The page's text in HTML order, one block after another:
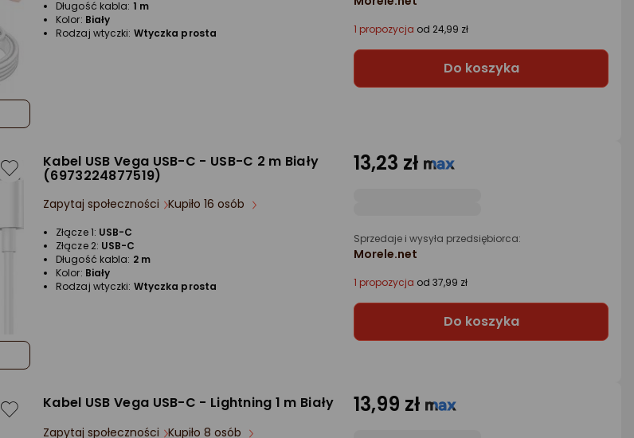
Długość kabla: 1 m
Kolor: Biały
Rodzaj wtyczki: Wtyczka prosta 1 propozycja od 24,99 zł
Do koszyka
Kabel USB Vega USB-C - USB-C 2 m Biały
(6973224877519)
Zapytaj społeczności Kupiło 16 osób
Złącze 1: USB-C
Złącze 2: USB-C
Długość kabla: 2 m
Kolor: Biały
Rodzaj wtyczki: Wtyczka prosta
13,23 zł
Sprzedaje i wysyła przedsiębiorca:
Morele.net
1 propozycja od 37,99 zł
Do koszyka
Kabel USB Vega USB-C - Lightning 1 m Biały
Zapytaj społeczności Kupiło 8 osób
13,99 zł